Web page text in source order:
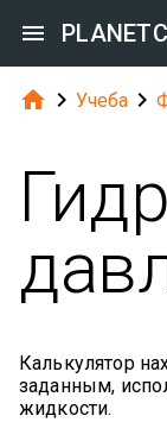

  Учеба 
Калькулятор
заданным,
жидкости.